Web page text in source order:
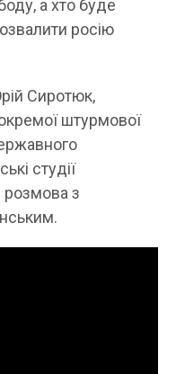
а хто буде
росію
Сиротюк,
штурмової
студії
розмова з